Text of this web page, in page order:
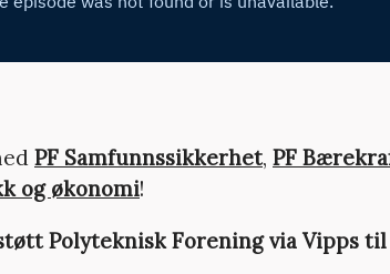
PF Samfunnssikkerhet, PF
og økonomi!
Polyteknisk Forening via Vipps til